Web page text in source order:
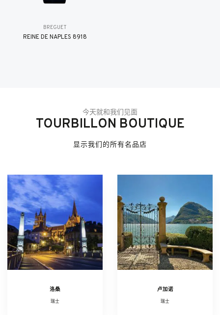
BREGUET
REINE DE NAPLES 8918
今天就和我们见面
TOURBILLON BOUTIQUE
显示我们的所有名品店
洛桑
瑞士
卢加诺
瑞士